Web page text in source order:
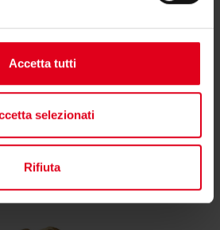
Accetta tutti
selezionati
Rifiuta
anche